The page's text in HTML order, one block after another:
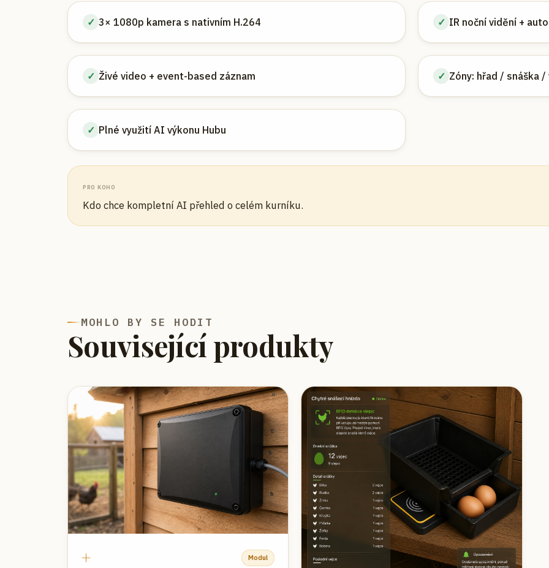
✓ 3× 1080p kamera s nativním H.264 ✓ IR noční vidění +
✓ Živé video + event-based záznam ✓ Zóny: hřad / snáška /
✓ Plné využití AI výkonu Hubu
PRO KOHO
Kdo chce kompletní AI přehled o celém kurníku.
MOHLO BY SE HODIT
Související produkty
+ Modul